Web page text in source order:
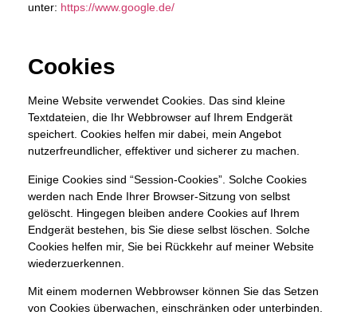
unter: https://www.google.de/
Cookies
Meine Website verwendet Cookies. Das sind kleine
Textdateien, die Ihr Webbrowser auf Ihrem Endgerät
speichert. Cookies helfen mir dabei, mein Angebot
nutzerfreundlicher, effektiver und sicherer zu machen.
Einige Cookies sind “Session-Cookies”. Solche Cookies
werden nach Ende Ihrer Browser-Sitzung von selbst
gelöscht. Hingegen bleiben andere Cookies auf Ihrem
Endgerät bestehen, bis Sie diese selbst löschen. Solche
Cookies helfen mir, Sie bei Rückkehr auf meiner Website
wiederzuerkennen.
Mit einem modernen Webbrowser können Sie das Setzen
von Cookies überwachen, einschränken oder unterbinden.